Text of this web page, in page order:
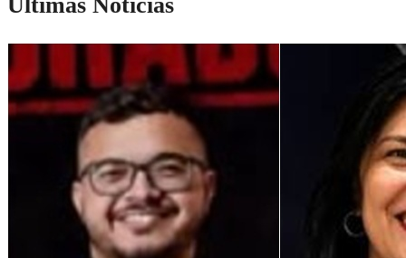
Últimas Notícias